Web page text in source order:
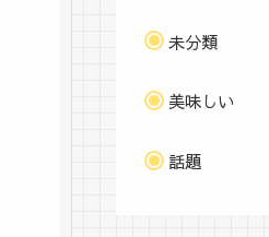
未分類
美味しい
話題